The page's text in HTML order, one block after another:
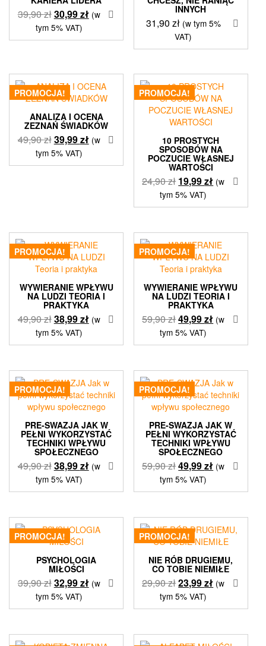
39,90złPierwotna
cena
wynosiła:
30,99złAktualna
wynosi:
(w
tym 5% VAT)
INNYCH
31,90 zł (w tym 5%
VAT)
PROMOCJA!
ANALIZA I OCENA
ZEZNAŃ ŚWIADKÓW
49,90złPierwotna
cena
wynosiła:
39,99złAktualna
wynosi:
(w
tym 5% VAT)
PROMOCJA!
10 PROSTYCH
SPOSOBÓW NA
POCZUCIE WŁASNEJ
WARTOŚCI
24,90zł Pierwotna
cena
wynosiła:
19,99złAktualna
wynosi:
(w
tym 5% VAT)
PROMOCJA!
WYWIERANIE WPŁYWU
NA LUDZI TEORIA I
PRAKTYKA
49,90złPierwotna
cena
wynosiła:
38,99złAktualna
wynosi:
(w
tym 5% VAT)
PROMOCJA!
WYWIERANIE WPŁYWU
NA LUDZI TEORIA I
PRAKTYKA
59,90złPierwotna
cena
wynosiła:
49,99złAktualna
wynosi:
(w
tym 5% VAT)
PROMOCJA!
PRE-SWAZJA JAK W
PEŁNI WYKORZYSTAĆ
TECHNIKI WPŁYWU
SPOŁECZNEGO
49,90złPierwotna
cena
wynosiła:
38,99złAktualna
wynosi:
(w
tym 5% VAT)
PROMOCJA!
PRE-SWAZJA JAK W
PEŁNI WYKORZYSTAĆ
TECHNIKI WPŁYWU
SPOŁECZNEGO
59,90złPierwotna
cena
wynosiła:
49,99złAktualna
wynosi:
(w
tym 5% VAT)
PROMOCJA!
PSYCHOLOGIA
MIŁOŚCI
39,90złPierwotna
cena
wynosiła:
32,99złAktualna
wynosi:
(w
tym 5% VAT)
PROMOCJA!
NIE RÓB DRUGIEMU,
CO TOBIE NIEMIŁE
29,90złPierwotna
cena
wynosiła:
23,99złAktualna
wynosi:
(w
tym 5% VAT)